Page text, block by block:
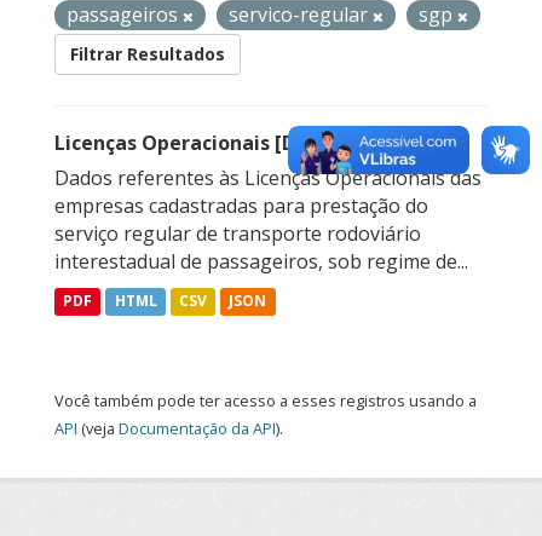
passageiros servico-regular sgp
Filtrar Resultados
Licenças Operacionais [Descontinuado]
Dados referentes às Licenças Operacionais das
empresas cadastradas para prestação do
serviço regular de transporte rodoviário
interestadual de passageiros, sob regime de...
PDF HTML CSV JSON
Você também pode ter acesso a esses registros usando a
API (veja Documentação da API).